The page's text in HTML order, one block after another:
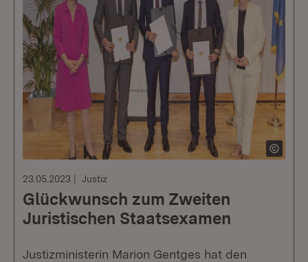
23.05.2023 Justiz
Glückwunsch zum Zweiten
Juristischen Staatsexamen
Justizministerin Marion Gentges hat den